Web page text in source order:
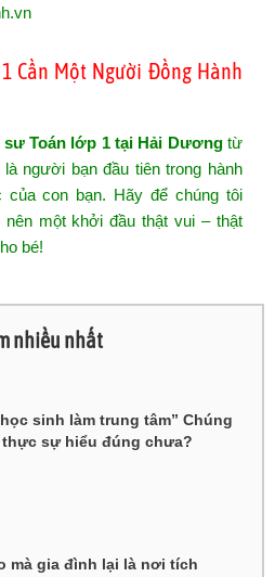
Cần Một Người Đồng Hành
sư Toán lớp 1 tại Hải Dươngtừ
người bạn đầu tiên trong hành
của con bạn. Hãy để chúng tôi
một khởi đầu thật vui – thật
bé!
nhiều nhất
sinh làm trung tâm” Chúng
thực sự hiểu đúng chưa?
mà gia đình lại là nơi tích